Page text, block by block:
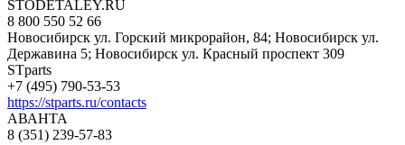
STODETALEY.RU
8 800 550 52 66
Новосибирск ул. Горский микрорайон, 84; Новосибирск ул.
Державина 5; Новосибирск ул. Красный проспект 309
STparts
+7 (495) 790-53-53
https://stparts.ru/contacts
АВАНТА
8 (351) 239-57-83